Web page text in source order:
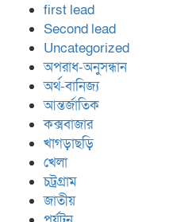
first lead
Second lead
Uncategorized
অপরাধ-অনুসন্ধান
অর্থ-বানিজ্য
আন্তর্জাতিক
কক্সবাজার
খাগড়াছড়ি
খেলা
চট্রগ্রাম
জাতীয়